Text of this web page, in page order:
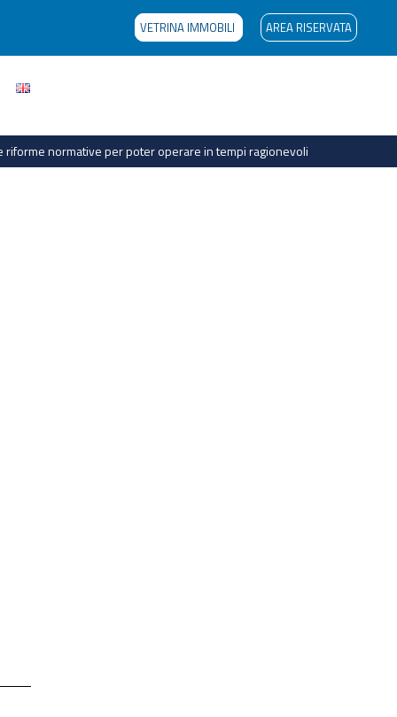
VETRINA IMMOBILI AREA RISERVATA
riforme normative per poter operare in tempi ragionevoli